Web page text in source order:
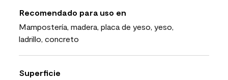
Recomendado para uso en
Mampostería, madera, placa de yeso, yeso,
ladrillo, concreto
Superficie